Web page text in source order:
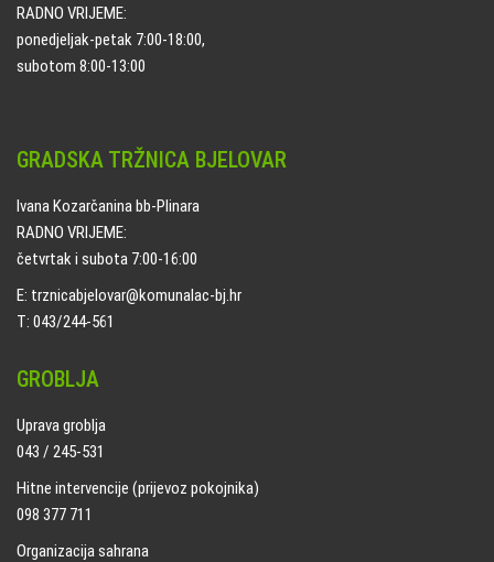
RADNO VRIJEME:
ponedjeljak-petak 7:00-18:00,
subotom 8:00-13:00
GRADSKA TRŽNICA BJELOVAR
Ivana Kozarčanina bb-Plinara
RADNO VRIJEME:
četvrtak i subota 7:00-16:00
E: trznicabjelovar@komunalac-bj.hr
T: 043/244-561
GROBLJA
Uprava groblja
043 / 245-531
Hitne intervencije (prijevoz pokojnika)
098 377 711
Organizacija sahrana